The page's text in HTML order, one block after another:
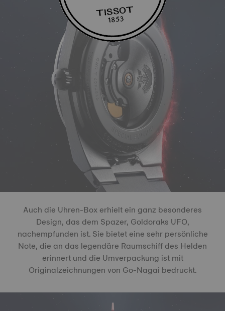
Auch die Uhren-Box erhielt ein ganz besonderes
Design, das dem Spazer, Goldoraks UFO,
nachempfunden ist. Sie bietet eine sehr persönliche
Note, die an das legendäre Raumschiff des Helden
erinnert und die Umverpackung ist mit
Originalzeichnungen von Go-Nagai bedruckt.